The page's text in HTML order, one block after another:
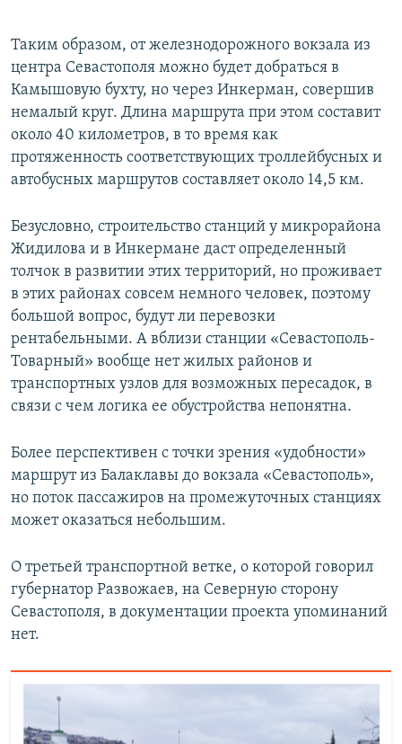
Таким образом, от железнодорожного вокзала из
центра Севастополя можно будет добраться в
Камышовую бухту, но через Инкерман, совершив
немалый круг. Длина маршрута при этом составит
около 40 километров, в то время как
протяженность соответствующих троллейбусных и
автобусных маршрутов составляет около 14,5 км.
Безусловно, строительство станций у микрорайона
Жидилова и в Инкермане даст определенный
толчок в развитии этих территорий, но проживает
в этих районах совсем немного человек, поэтому
большой вопрос, будут ли перевозки
рентабельными. А вблизи станции «Севастополь-
Товарный» вообще нет жилых районов и
транспортных узлов для возможных пересадок, в
связи с чем логика ее обустройства непонятна.
Более перспективен с точки зрения «удобности»
маршрут из Балаклавы до вокзала «Севастополь»,
но поток пассажиров на промежуточных станциях
может оказаться небольшим.
О третьей транспортной ветке, о которой говорил
губернатор Развожаев, на Северную сторону
Севастополя, в документации проекта упоминаний
нет.